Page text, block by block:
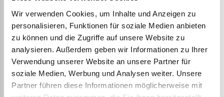
Wir verwenden Cookies, um Inhalte und Anzeigen zu
personalisieren, Funktionen für soziale Medien anbieten
zu können und die Zugriffe auf unsere Website zu
analysieren. Außerdem geben wir Informationen zu Ihrer
Verwendung unserer Website an unsere Partner für
soziale Medien, Werbung und Analysen weiter. Unsere
Partner führen diese Informationen möglicherweise mit
Die integrierte 220-240 V AlwayzAire Comfort
Choice+ Doppelpumpe pumpt das Bett in 3
Minuten vollständig auf.
Ein Drucküberwachungssensor kontrolliert den
Druckverlust und aktiviert bei Bedarf die